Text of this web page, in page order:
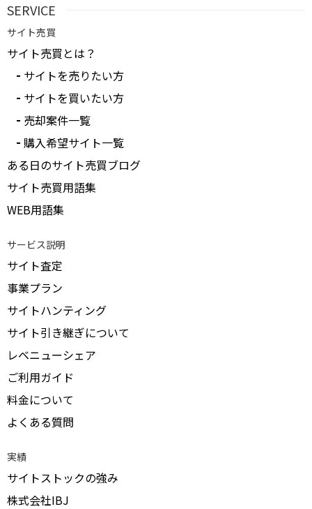
SERVICE
サイト売買
サイト売買とは？
サイトを売りたい方
サイトを買いたい方
売却案件一覧
購入希望サイト一覧
ある日のサイト売買ブログ
サイト売買用語集
WEB用語集
サービス説明
サイト査定
事業プラン
サイトハンティング
サイト引き継ぎについて
レベニューシェア
ご利用ガイド
料金について
よくある質問
実績
サイトストックの強み
株式会社IBJ